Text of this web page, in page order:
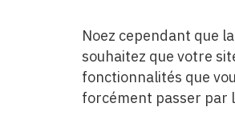
Noez cependant que
souhaitez que votre
fonctionnalités que
forcément passer par